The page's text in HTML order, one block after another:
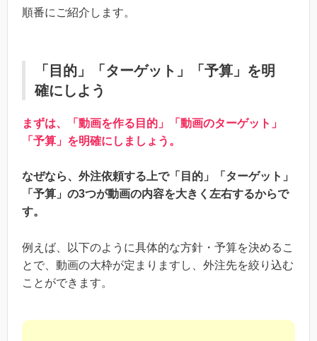
順番にご紹介します。
「目的」「ターゲット」「予算」を明
確にしよう
まずは、「動画を作る目的」「動画のターゲット」
「予算」を明確にしましょう。
なぜなら、外注依頼する上で「目的」「ターゲット」
「予算」の3つが動画の内容を大きく左右するからで
す。
例えば、以下のように具体的な方針・予算を決めるこ
とで、動画の大枠が定まりますし、外注先を絞り込む
ことができます。